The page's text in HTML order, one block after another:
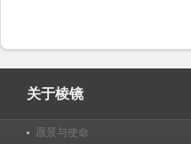
关于棱镜
愿景与使命